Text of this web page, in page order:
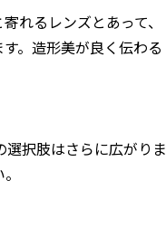
れるレンズとあって、
。造形美が良く伝わる
択肢はさらに広がりま